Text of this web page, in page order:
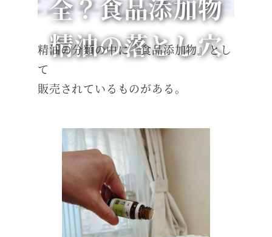
全？食品添加物
精油の落とし穴
精油の分類の中に『食品添加物』とし
て
販売されているものがある。